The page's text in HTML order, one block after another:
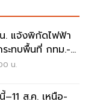
. แจ้งพิกัดไฟฟ้า
ะทบพื้นที่ กทม.-
าร
น.
ส.ค. เหนือ-